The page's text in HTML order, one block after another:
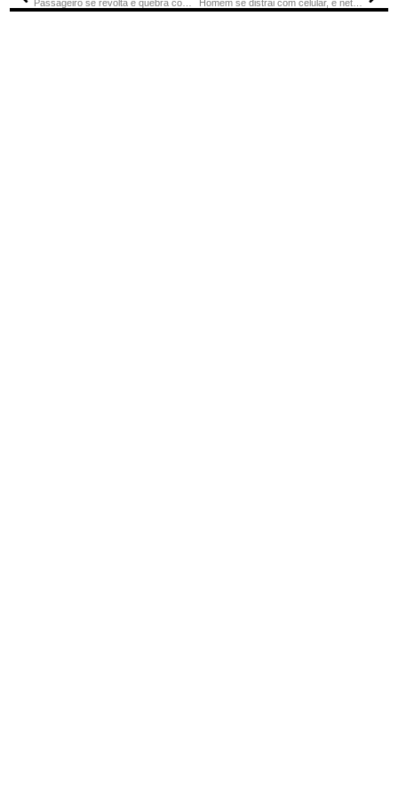
Passageiro se revolta e quebra computadores de aeroporto no Chile com martelo Homem se distrai com celular, e neto morre afogado em rio